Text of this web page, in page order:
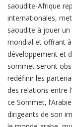
saoudite-Afrique
internationales,
saoudite à jouer
mondial et offrant
développement et
sommet seront
redéfinir les
des relations entre
ce Sommet,
dirigeants de son